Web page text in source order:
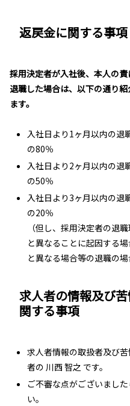
返戻金に関する事項
採用決定者が入社後、本人の
退職した場合は、以下の通り
ます。
入社日より1ヶ月以内の退
の80％
入社日より2ヶ月以内の退
の50％
入社日より3ヶ月以内の退
の20％
（但し、採用決定者の退
と異なることに起因する
と異なる場合等の退職の場
求人者の情報及び
関する事項
求人者情報の取扱者及び
者の 川西 智之 です。
ご不審な点がございまし
い。